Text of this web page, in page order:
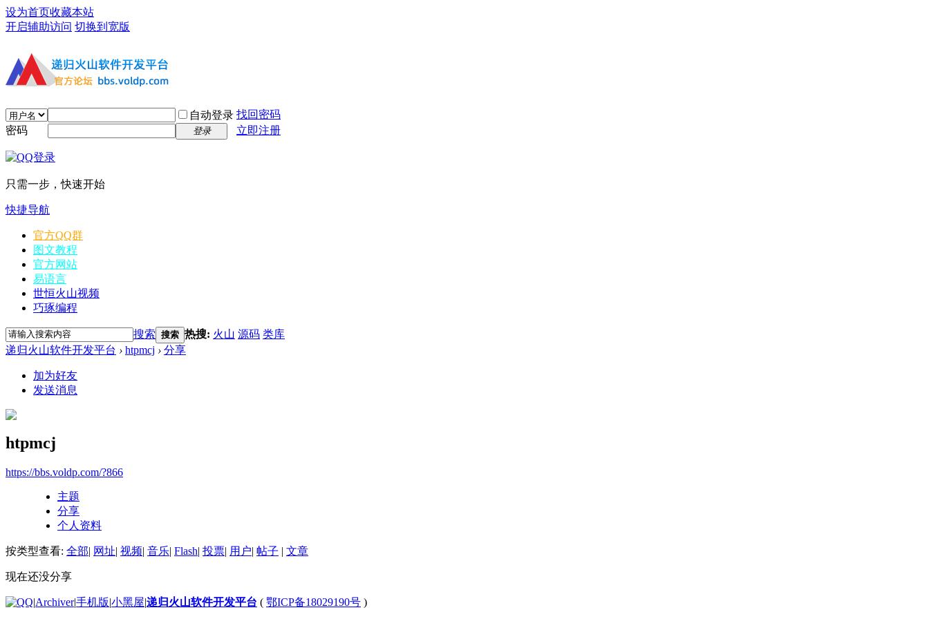
设为首页收藏本站
开启辅助访问 切换到宽版
自动登录 找回密码
密码
登录 立即注册
只需一步，快速开始
快捷导航
官方QQ群
图文教程
官方网站
易语言
世恒火山视频
巧琢编程
搜索 搜索 热搜: 火山 源码 类库
递归火山软件开发平台 › htpmcj › 分享
加为好友
发送消息
htpmcj
https://bbs.voldp.com/?866
主题
分享
个人资料
按类型查看: 全部| 网址| 视频| 音乐| Flash| 投票| 用户| 帖子 | 文章
现在还没分享
|Archiver|手机版|小黑屋|递归火山软件开发平台 ( 鄂ICP备18029190号 )